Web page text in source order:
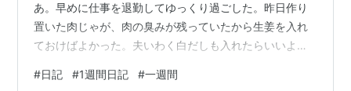
あ。早めに仕事を退勤してゆっくり過ごした。昨日作り
置いた肉じゃが、肉の臭みが残っていたから生姜を入れ
ておけばよかった。夫いわく白だしも入れたらいいよと
る余地がある。 11/14 脱毛行くために定時で退勤。脱毛
#日記 #1週間日記 #一週間